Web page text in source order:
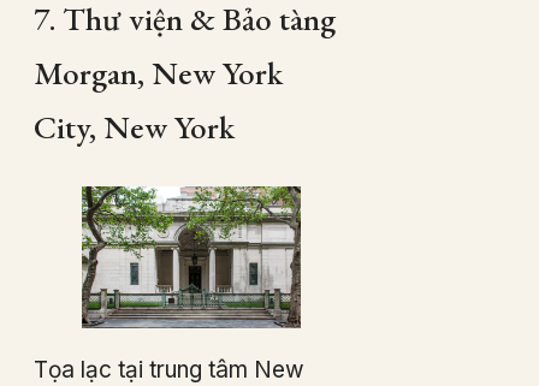
7. Thư viện & Bảo tàng
Morgan, New York
City, New York
Tọa lạc tại trung tâm New